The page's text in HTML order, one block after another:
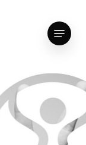
Menu
Close